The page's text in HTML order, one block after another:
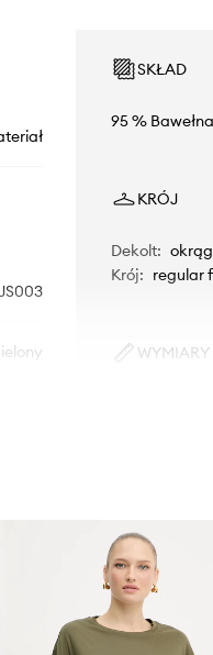
SKŁAD
95 %
KRÓJ
Dekolt:
Krój: regular
WYMIARY
Rozmiary
zostały
europejską
metce
znajduje się
producenta.